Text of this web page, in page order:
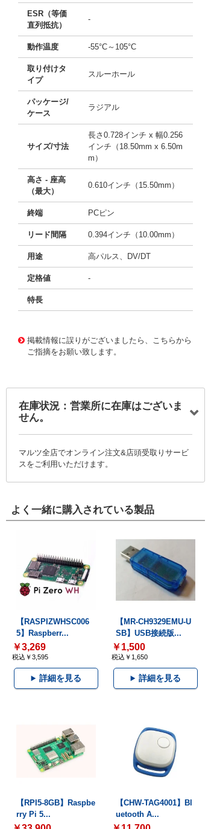
ESR（等価
直列抵抗）
-
動作温度 -55°C～105°C
取り付けタ
イプ
スルーホール
パッケージ/
ケース
ラジアル
サイズ/寸法
長さ0.728インチ x 幅0.256
インチ（18.50mm x 6.50m
m）
高さ - 座高
（最大）
0.610インチ（15.50mm）
終端 PCピン
リード間隔 0.394インチ（10.00mm）
用途 高パルス、DV/DT
定格値 -
特長
掲載情報に誤りがございましたら、こちらから
ご指摘をお願い致します。
在庫状況：営業所に在庫はございま
せん。
マルツ全店でオンライン注文&店頭受取りサービ
スをご利用いただけます。
よく一緒に購入されている製品
【RASPIZWHSC006
5】Raspberr...
￥3,269
税込￥3,595
詳細を見る
【MR-CH9329EMU-U
SB】USB接続版...
￥1,500
税込￥1,650
詳細を見る
【RPI5-8GB】Raspbe
rry Pi 5...
【CHW-TAG4001】Bl
uetooth A...